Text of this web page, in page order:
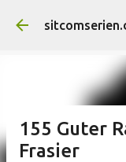
155 Guter
Frasier